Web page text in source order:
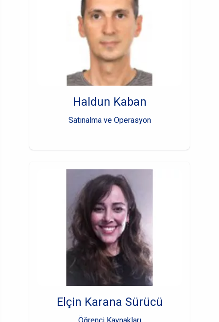
Haldun Kaban
Satınalma ve Operasyon
Elçin Karana Sürücü